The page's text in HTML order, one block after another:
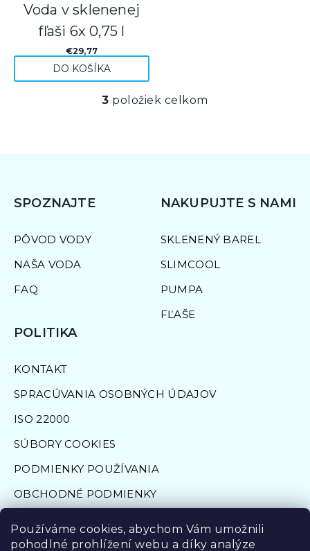
Používáme cookies, abychom Vám umožnili
pohodlné prohlížení webu a díky analýze
o
v
Voda v sklenenej
fľaši 6x 0,75 l
€29,77
DO KOŠÍKA
O
d
c
e
p
k
p
i
s
u
3 položiek celkom
SPOZNAJTE
PÔVOD VODY
NAŠA VODA
FAQ
NAKUPUJTE S NAMI
SKLENENÝ BAREL
SLIMCOOL
PUMPA
FĽAŠE
POLITIKA
KONTAKT
SPRACÚVANIA OSOBNÝCH ÚDAJOV
ISO 22000
SÚBORY COOKIES
PODMIENKY POUŽÍVANIA
OBCHODNÉ PODMIENKY